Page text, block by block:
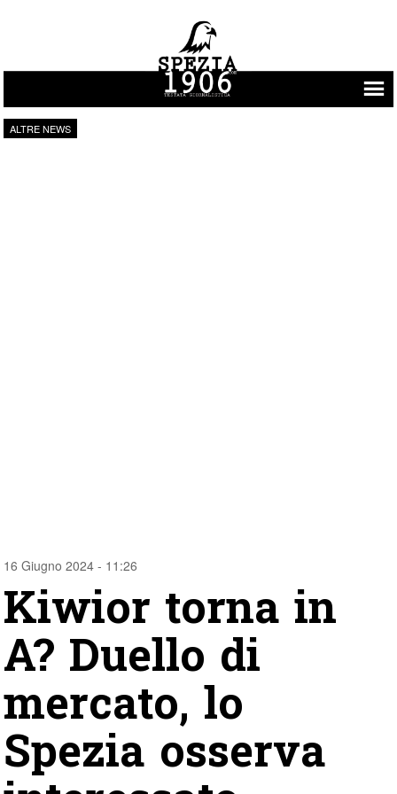
Vai al contenuto
ALTRE NEWS
16 Giugno 2024 - 11:26
Kiwior torna in
A? Duello di
mercato, lo
Spezia osserva